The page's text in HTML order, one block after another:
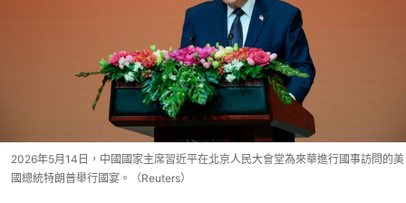
2026年5月14日，中國國家主席習近平在北京人民大會堂為來華進行國事訪問的美
國總統特朗普舉行國宴。（Reuters）